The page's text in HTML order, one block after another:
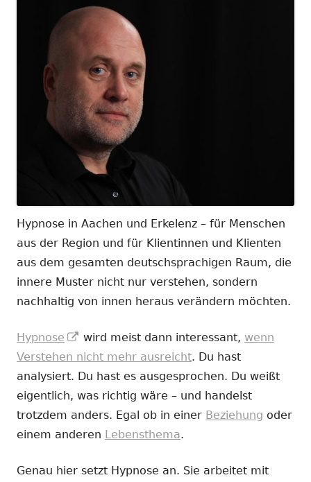
Hypnose in Aachen und Erkelenz – für Menschen
aus der Region und für Klientinnen und Klienten
aus dem gesamten deutschsprachigen Raum, die
innere Muster nicht nur verstehen, sondern
nachhaltig von innen heraus verändern möchten.
Hypnose
In
neuem
Fenster
öffnen
wird meist dann interessant, wenn
Verstehen nicht mehr ausreicht. Du hast
analysiert. Du hast es ausgesprochen. Du weißt
eigentlich, was richtig wäre – und handelst
trotzdem anders. Egal ob in einer Beziehung oder
einem anderen Lebensthema.
Genau hier setzt Hypnose an. Sie arbeitet mit